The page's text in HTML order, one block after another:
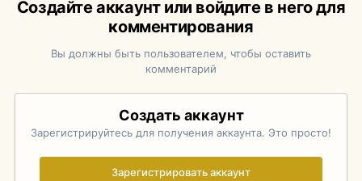
Создайте аккаунт или войдите в него для
комментирования
Вы должны быть пользователем, чтобы оставить
комментарий
Создать аккаунт
Зарегистрируйтесь для получения аккаунта. Это просто!
Зарегистрировать аккаунт